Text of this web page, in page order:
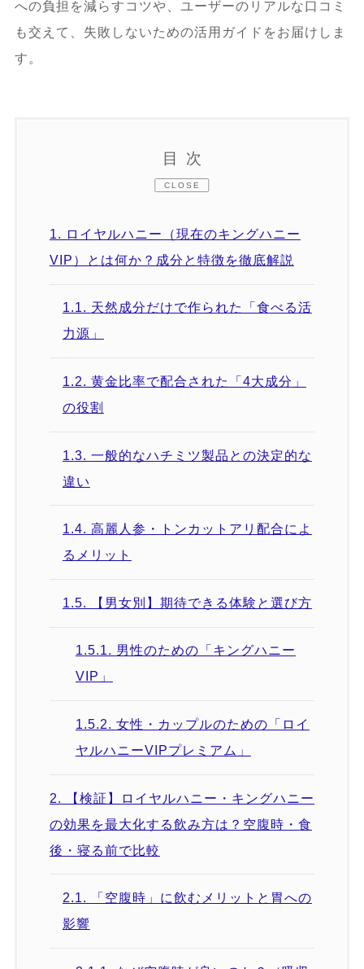
への負担を減らすコツや、ユーザーのリアルな口コミ
も交えて、失敗しないための活用ガイドをお届けしま
す。
目次
CLOSE
1. ロイヤルハニー（現在のキングハニー
VIP）とは何か？成分と特徴を徹底解説
1.1. 天然成分だけで作られた「食べる活
力源」
1.2. 黄金比率で配合された「4大成分」
の役割
1.3. 一般的なハチミツ製品との決定的な
違い
1.4. 高麗人参・トンカットアリ配合によ
るメリット
1.5. 【男女別】期待できる体験と選び方
1.5.1. 男性のための「キングハニー
VIP」
1.5.2. 女性・カップルのための「ロイ
ヤルハニーVIPプレミアム」
2.
【検証】ロイヤルハニー・キングハニー
の効果を最大化する飲み方は？空腹時・食
後・寝る前で比較
2.1.
「空腹時」に飲むメリットと胃への
影響